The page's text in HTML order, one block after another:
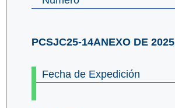
PCSJC25-14ANEXO DE 2025
Fecha de Expedición